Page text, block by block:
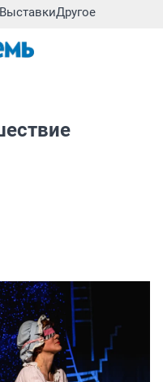
ВыставкиДругое